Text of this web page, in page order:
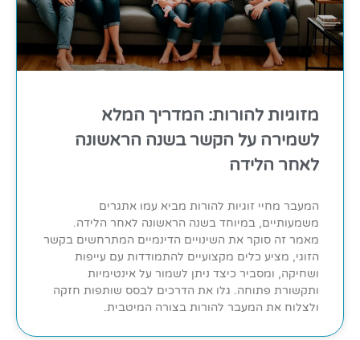
מזוגיות להורות: המדריך המלא
לשמירה על הקשר בשנה הראשונה
לאחר הלידה
המעבר מחיי זוגיות להורות מביא עמו אתגרים
משמעותיים, במיוחד בשנה הראשונה לאחר הלידה.
מאמר זה סוקר את השינויים הדינמיים המתרחשים בקשר
הזוגי, מציע כלים מקצועיים להתמודדות עם עייפות
ושחיקה, ומסביר כיצד ניתן לשמור על אינטימיות
ותקשורת פתוחה. גלו את הדרכים לבסס שותפות חזקה
ולצלוח את המעבר להורות בצורה המיטבית.